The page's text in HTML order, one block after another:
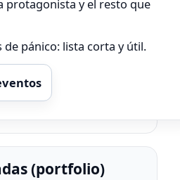
protagonista y el resto que
de pánico: lista corta y útil.
(portfolio)